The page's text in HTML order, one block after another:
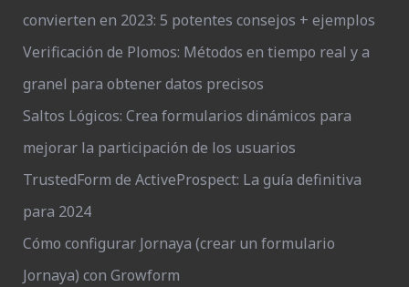
convierten en 2023: 5 potentes consejos + ejemplos
Verificación de Plomos: Métodos en tiempo real y a
granel para obtener datos precisos
Saltos Lógicos: Crea formularios dinámicos para
mejorar la participación de los usuarios
TrustedForm de ActiveProspect: La guía definitiva
para 2024
Cómo configurar Jornaya (crear un formulario
Jornaya) con Growform